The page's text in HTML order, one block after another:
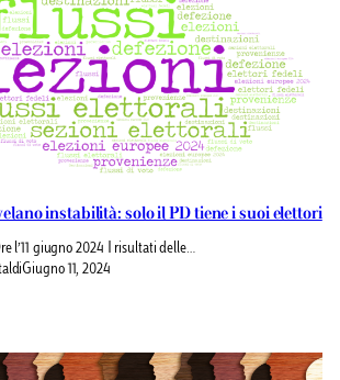
instabilità: solo il PD tiene i suoi elettori
l’11 giugno 2024 I risultati delle…
Giugno 11, 2024